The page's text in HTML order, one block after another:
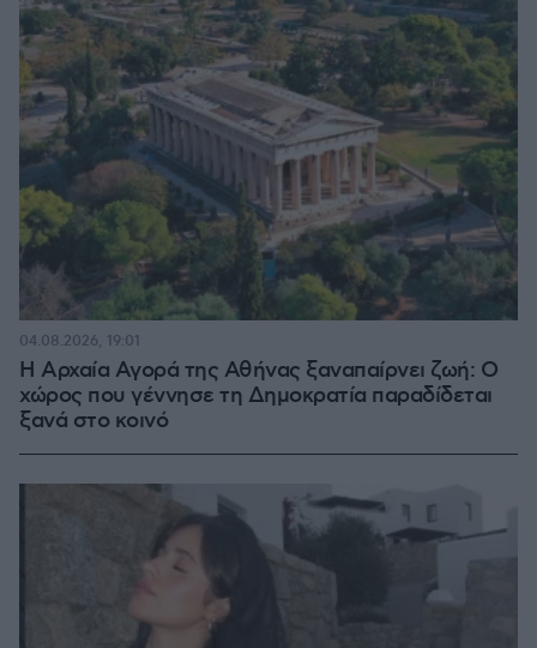
Η Αρχαία Αγορά της Αθήνας ξαναπαίρνει ζωή: Ο
χώρος που γέννησε τη Δημοκρατία παραδίδεται
ξανά στο κοινό
04.08.2026, 19:01